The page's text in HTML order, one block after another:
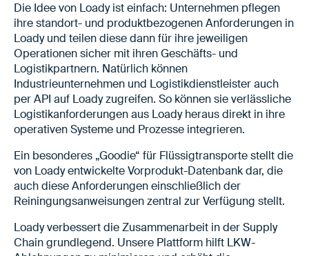
Die Idee von Loady ist einfach: Unternehmen pflegen
ihre standort- und produktbezogenen Anforderungen in
Loady und teilen diese dann für ihre jeweiligen
Operationen sicher mit ihren Geschäfts- und
Logistikpartnern. Natürlich können
Industrieunternehmen und Logistikdienstleister auch
per API auf Loady zugreifen. So können sie verlässliche
Logistikanforderungen aus Loady heraus direkt in ihre
operativen Systeme und Prozesse integrieren.
Ein besonderes „Goodie“ für Flüssigtransporte stellt die
von Loady entwickelte Vorprodukt-Datenbank dar, die
auch diese Anforderungen einschließlich der
Reiningungsanweisungen zentral zur Verfügung stellt.
Loady verbessert die Zusammenarbeit in der Supply
Chain grundlegend. Unsere Plattform hilft LKW-